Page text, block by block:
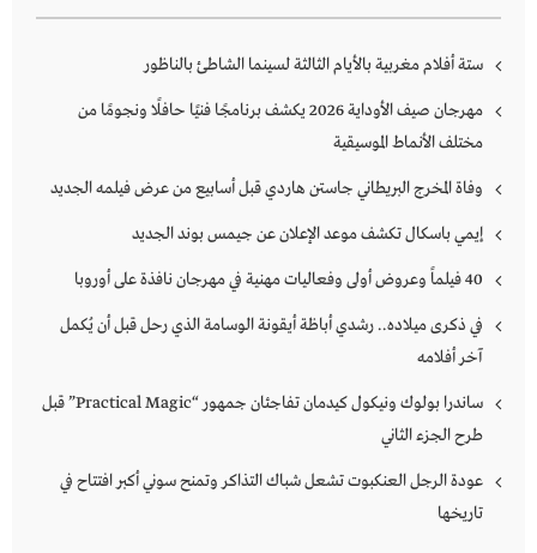
ستة أفلام مغربية بالأيام الثالثة لسينما الشاطئ بالناظور
مهرجان صيف الأوداية 2026 يكشف برنامجًا فنيًا حافلًا ونجومًا من
مختلف الأنماط الموسيقية
وفاة المخرج البريطاني جاستن هاردي قبل أسابيع من عرض فيلمه الجديد
إيمي باسكال تكشف موعد الإعلان عن جيمس بوند الجديد
40 فيلماً وعروض أولى وفعاليات مهنية في مهرجان نافذة على أوروبا
في ذكرى ميلاده.. رشدي أباظة أيقونة الوسامة الذي رحل قبل أن يُكمل
آخر أفلامه
ساندرا بولوك ونيكول كيدمان تفاجئان جمهور “Practical Magic” قبل
طرح الجزء الثاني
عودة الرجل العنكبوت تشعل شباك التذاكر وتمنح سوني أكبر افتتاح في
تاريخها